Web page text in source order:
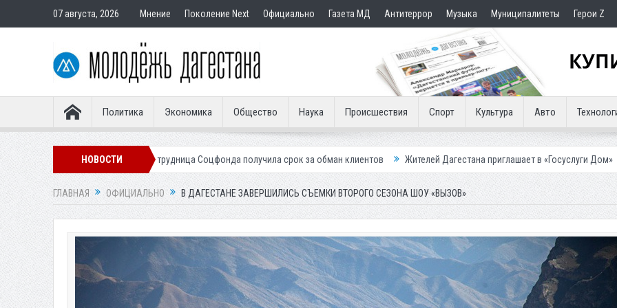
07 августа, 2026 Мнение Поколение Next Официально Газета МД Антитеррор Музыка Муниципалитеты Герои Z
Политика Экономика Общество Наука Происшествия Спорт Культура Авто
НОВОСТИ
Экс-сотрудница Соцфонда получила срок за обман клиентов Жителей Дагестана приглашает в «Госуслуги Дом» Приставы
ГЛАВНАЯ ОФИЦИАЛЬНО В ДАГЕСТАНЕ ЗАВЕРШИЛИСЬ СЪЕМКИ ВТОРОГО СЕЗОНА ШОУ «ВЫЗОВ»